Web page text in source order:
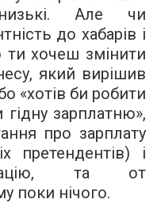
Але чи
до хабарів і
ти хочеш змінити
який вирішив
«хотів би робити
гідну зарплатню»,
про зарплату
претендентів) і
та от
поки нічого.